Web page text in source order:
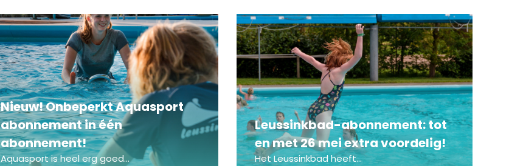
Nieuw! Onbeperkt Aquasport
abonnement in één
abonnement!
Aquasport is heel erg goed...
Leussinkbad-abonnement: tot
en met 26 mei extra voordelig!
Het Leussinkbad heeft...